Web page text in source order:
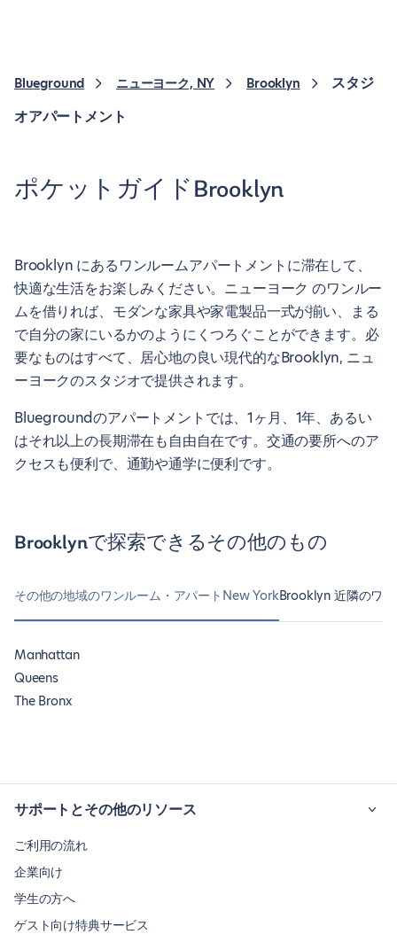
Blueground ニューヨーク, NY Brooklyn
スタジ
オアパートメント
ポケットガイドBrooklyn
Brooklyn にあるワンルームアパートメントに滞在して、
快適な生活をお楽しみください。ニューヨーク のワンルー
ムを借りれば、モダンな家具や家電製品一式が揃い、まる
で自分の家にいるかのようにくつろぐことができます。必
要なものはすべて、居心地の良い現代的なBrooklyn, ニュ
ーヨークのスタジオで提供されます。
Bluegroundのアパートメントでは、1ヶ月、1年、あるい
はそれ以上の長期滞在も自由自在です。交通の要所へのア
クセスも便利で、通勤や通学に便利です。
Brooklynで探索できるその他のもの
その他の地域のワンルーム・アパートNew YorkBrooklyn 近隣のワ
Manhattan
Queens
The Bronx
サポートとその他のリソース
ご利用の流れ
企業向け
学生の方へ
ゲスト向け特典サービス